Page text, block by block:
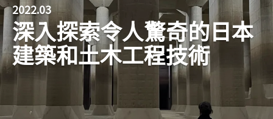
2022.03
深入探索令人驚奇的日本
建築和土木工程技術